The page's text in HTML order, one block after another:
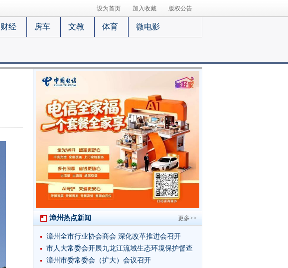
设为首页 加入收藏 版权公告
财经 房车 文教 体育 微电影
更多>>
漳州热点新闻
漳州全市行业协会商会 深化改革推进会召开
市人大常委会开展九龙江流域生态环境保护督查
漳州市委常委会（扩大）会议召开